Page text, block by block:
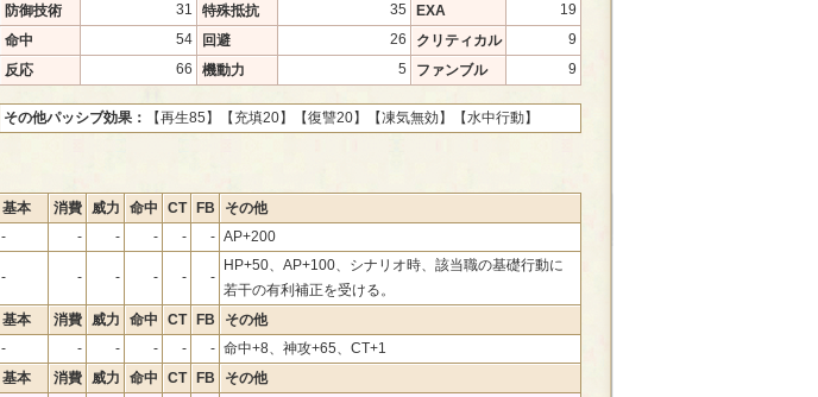
防御技術
31 特殊抵抗 35 EXA
19
命中
54 回避 26 クリティカル
9
反応
66 機動力 5 ファンブル 9
その他パッシブ効果： 【再生85】 【充填20】 【復讐20】 【凍気無効】 【水中行動】
基本 消費 威力 命中 CT FB
その他
- - - - - - AP+200
- - - - - -
HP+50、AP+100、シナリオ時、該当職の基礎行動に
若干の有利補正を受ける。
基本 消費 威力 命中 CT FB
その他
- - - - - - 命中+8、神攻+65、CT+1
基本 消費 威力 命中 CT FB
その他